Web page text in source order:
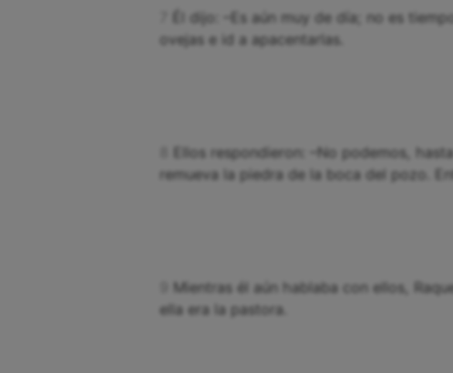
Él dijo: –Es aún muy de día; no es
ovejas e id a apacentarlas.
Ellos respondieron: –No podemos,
remueva la piedra de la boca del pozo.
Mientras él aún hablaba con ellos,
ella era la pastora.